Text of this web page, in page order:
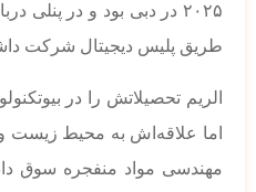
۲۰۲۵ در دبی بود و در پنلی
طریق پلیس دیجیتال شرکت
الریم تحصیلاتش را در
اما علاقه‌اش به محیط زیست
مهندسی مواد منفجره سوق